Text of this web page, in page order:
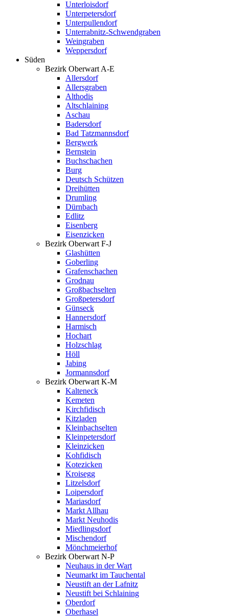
Unterloisdorf
Unterpetersdorf
Unterpullendorf
Unterrabnitz-Schwendgraben
Weingraben
Weppersdorf
Süden
Bezirk Oberwart A-E
Allersdorf
Allersgraben
Althodis
Altschlaining
Aschau
Badersdorf
Bad Tatzmannsdorf
Bergwerk
Bernstein
Buchschachen
Burg
Deutsch Schützen
Dreihütten
Drumling
Dürnbach
Edlitz
Eisenberg
Eisenzicken
Bezirk Oberwart F-J
Glashütten
Goberling
Grafenschachen
Grodnau
Großbachselten
Großpetersdorf
Günseck
Hannersdorf
Harmisch
Hochart
Holzschlag
Höll
Jabing
Jormannsdorf
Bezirk Oberwart K-M
Kalteneck
Kemeten
Kirchfidisch
Kitzladen
Kleinbachselten
Kleinpetersdorf
Kleinzicken
Kohfidisch
Kotezicken
Kroisegg
Litzelsdorf
Loipersdorf
Mariasdorf
Markt Allhau
Markt Neuhodis
Miedlingsdorf
Mischendorf
Mönchmeierhof
Bezirk Oberwart N-P
Neuhaus in der Wart
Neumarkt im Tauchental
Neustift an der Lafnitz
Neustift bei Schlaining
Oberdorf
Oberhasel